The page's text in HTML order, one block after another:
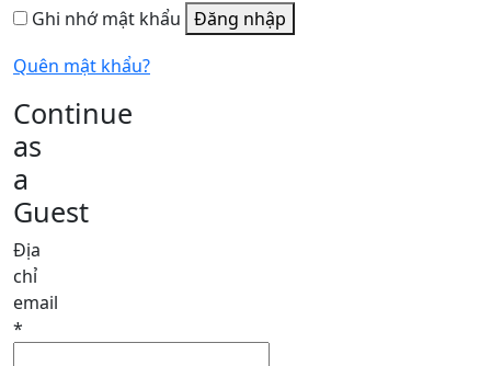
Ghi nhớ mật khẩu Đăng nhập
Quên mật khẩu?
Continue
as
a
Guest
Địa
chỉ
email
*